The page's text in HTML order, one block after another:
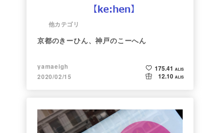
他カテゴリ
京都のきーひん、神戸のこーへん
yamaeigh
2020/02/15
175.41 ALIS
12.10 ALIS